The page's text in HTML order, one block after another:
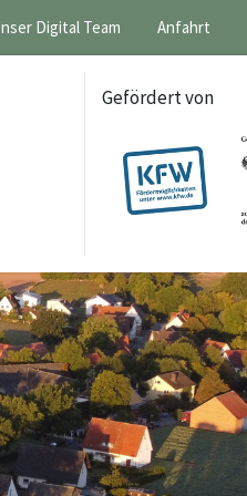
Digital Team Anfahrt
Gefördert von